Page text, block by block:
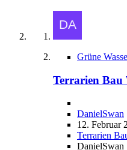
Grüne
Terrarien Bau
DanielSwan
12. Februar
Terrarien
DanielSwan